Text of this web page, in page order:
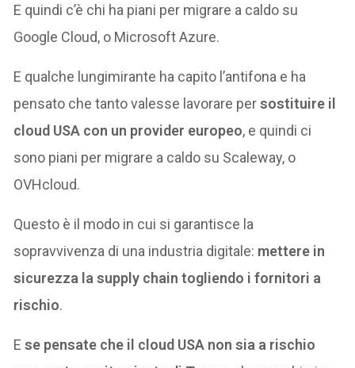
E quindi c’è chi ha piani per migrare a caldo su
Google Cloud, o Microsoft Azure.
E qualche lungimirante ha capito l’antifona e ha
pensato che tanto valesse lavorare persostituire il
cloud USA con un provider europeo, e quindi ci
sono piani per migrare a caldo su Scaleway, o
OVHcloud.
Questo è il modo in cui si garantisce la
sopravvivenza di una industria digitale: mettere in
sicurezza la supply chain togliendo i fornitori a
rischio.
Ese pensate che il cloud USA non sia a rischio